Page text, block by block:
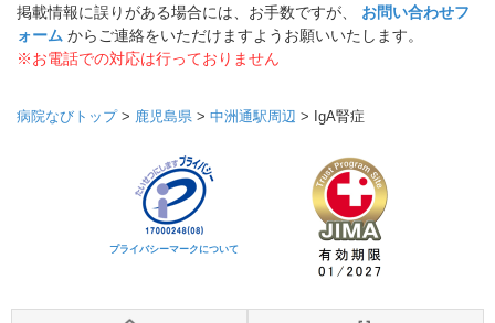
掲載情報に誤りがある場合には、お手数ですが、 お問い合わせフ
ォーム からご連絡をいただけますようお願いいたします。
※お電話での対応は行っておりません
病院なびトップ> 鹿児島県 > 中洲通駅周辺 > IgA腎症
プライバシーマークについて